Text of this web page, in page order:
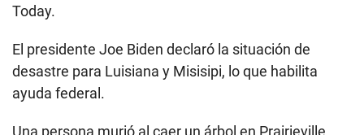
Today.
El presidente Joe Biden declaró la situación de
desastre para Luisiana y Misisipi, lo que habilita
ayuda federal.
Una persona murió al caer un árbol en Prairieville,